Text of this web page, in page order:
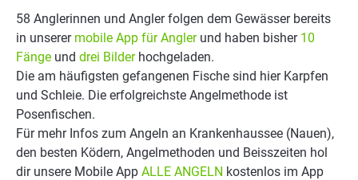
58 Anglerinnen und Angler folgen dem Gewässer bereits
in unserer mobile App für Anglerund haben bisher 10
Fänge und drei Bilderhochgeladen.
Die am häufigsten gefangenen Fische sind hier Karpfen
und Schleie. Die erfolgreichste Angelmethode ist
Posenfischen.
Für mehr Infos zum Angeln an Krankenhaussee (Nauen),
den besten Ködern, Angelmethoden und Beisszeiten hol
dir unsere Mobile App ALLE ANGELN kostenlos im App